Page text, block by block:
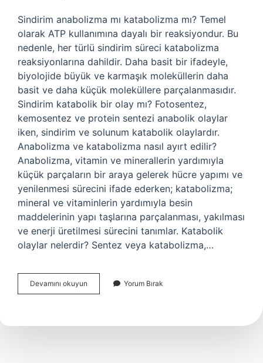
Sindirim anabolizma mı katabolizma mı? Temel
olarak ATP kullanımına dayalı bir reaksiyondur. Bu
nedenle, her türlü sindirim süreci katabolizma
reaksiyonlarına dahildir. Daha basit bir ifadeyle,
biyolojide büyük ve karmaşık moleküllerin daha
basit ve daha küçük moleküllere parçalanmasıdır.
Sindirim katabolik bir olay mı? Fotosentez,
kemosentez ve protein sentezi anabolik olaylar
iken, sindirim ve solunum katabolik olaylardır.
Anabolizma ve katabolizma nasıl ayırt edilir?
Anabolizma, vitamin ve minerallerin yardımıyla
küçük parçaların bir araya gelerek hücre yapımı ve
yenilenmesi sürecini ifade ederken; katabolizma;
mineral ve vitaminlerin yardımıyla besin
maddelerinin yapı taşlarına parçalanması, yakılması
ve enerji üretilmesi sürecini tanımlar. Katabolik
olaylar nelerdir? Sentez veya katabolizma,…
Devamını okuyun
Anabolizma
Mı
Yorum Bırak